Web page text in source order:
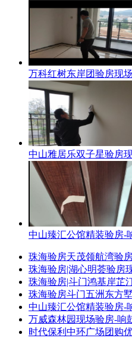
万科红树东岸团验房现
中山雅居乐双子星验房
中山臻汇公馆精装验房-
珠海验房天茂领航湾验
珠海验房|湖心明荟验房
珠海验房|斗门鸿基岸芷
珠海验房斗门五洲东方墅
中山臻汇公馆精装验房-
万威森林园现场验房-响
时代保利中环广场团购